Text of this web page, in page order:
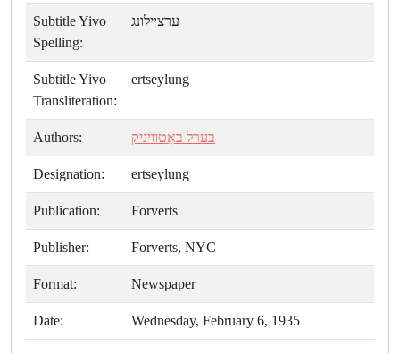
Subtitle Yivo
Spelling:
ערצײלונג
Subtitle Yivo
Transliteration:
ertseylung
Authors: בערל באָטוויניק
Designation: ertseylung
Publication: Forverts
Publisher: Forverts, NYC
Format: Newspaper
Date: Wednesday, February 6, 1935